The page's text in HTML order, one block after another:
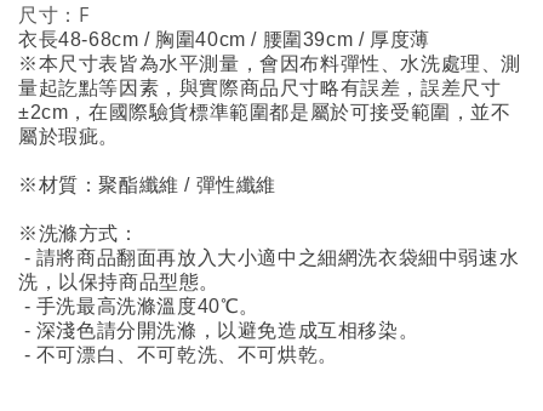
尺寸：F
衣長48-68cm / 胸圍40cm / 腰圍39cm / 厚度薄
※本尺寸表皆為水平測量，會因布料彈性、水洗處理、測
量起訖點等因素，與實際商品尺寸略有誤差，誤差尺寸
±2cm，在國際驗貨標準範圍都是屬於可接受範圍，並不
屬於瑕疵。
※材質：聚酯纖維 / 彈性纖維
※洗滌方式：
- 請將商品翻面再放入大小適中之細網洗衣袋細中弱速水
洗，以保持商品型態。
- 手洗最高洗滌溫度40℃。
- 深淺色請分開洗滌，以避免造成互相移染。
- 不可漂白、不可乾洗、不可烘乾。